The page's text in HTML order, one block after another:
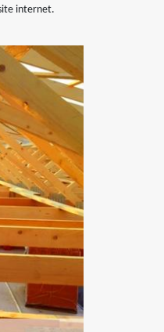
internet.